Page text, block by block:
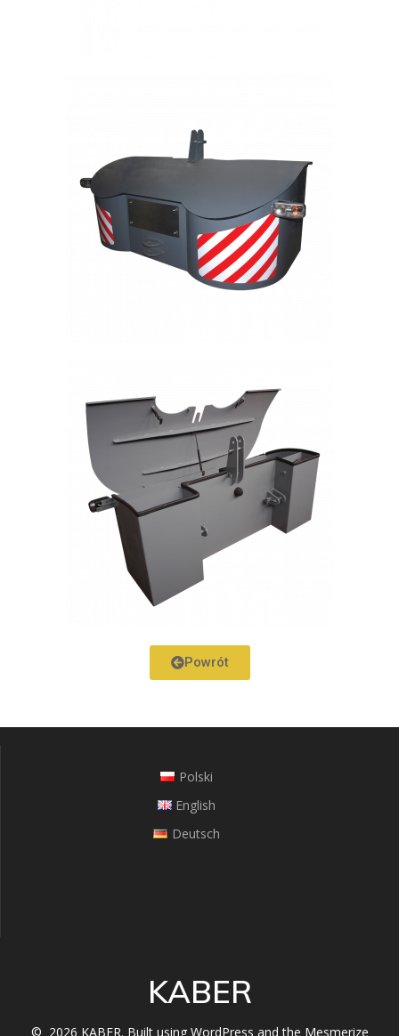
Powrót
Polski
English
Deutsch
KABER
© 2026 KABER. Built using WordPress and the Mesmerize